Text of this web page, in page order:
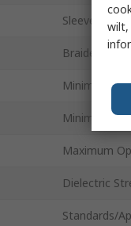
Sleeve
Braided
Minimum
Minimum
Maximum
Dielectric
Standards/
wilt,